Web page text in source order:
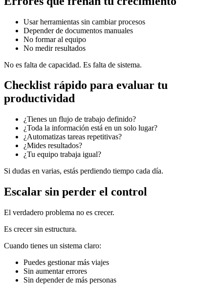
Usar herramientas sin cambiar procesos
Depender de documentos manuales
No formar al equipo
No medir resultados
No es falta de capacidad. Es falta de sistema.
Checklist rápido para evaluar tu
productividad
¿Tienes un flujo de trabajo definido?
¿Toda la información está en un solo lugar?
¿Automatizas tareas repetitivas?
¿Mides resultados?
¿Tu equipo trabaja igual?
Si dudas en varias, estás perdiendo tiempo cada día.
Escalar sin perder el control
El verdadero problema no es crecer.
Es crecer sin estructura.
Cuando tienes un sistema claro:
Puedes gestionar más viajes
Sin aumentar errores
Sin depender de más personas